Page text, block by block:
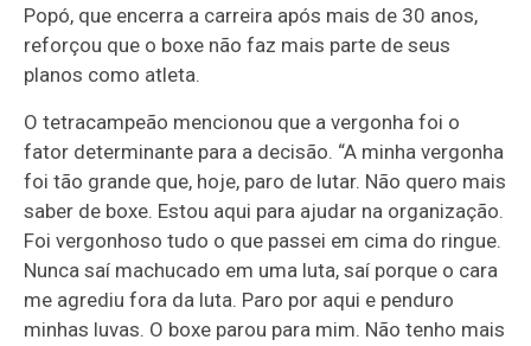
Popó, que encerra a carreira após mais de 30 anos,
reforçou que o boxe não faz mais parte de seus
planos como atleta.
O tetracampeão mencionou que a vergonha foi o
fator determinante para a decisão. “A minha vergonha
foi tão grande que, hoje, paro de lutar. Não quero mais
saber de boxe. Estou aqui para ajudar na organização.
Foi vergonhoso tudo o que passei em cima do ringue.
Nunca saí machucado em uma luta, saí porque o cara
me agrediu fora da luta. Paro por aqui e penduro
minhas luvas. O boxe parou para mim. Não tenho mais